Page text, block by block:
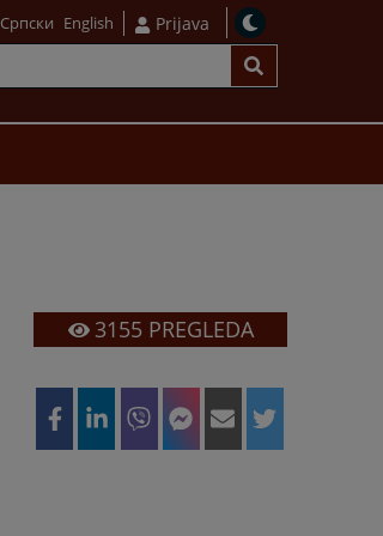
Српски English Prijava
3155PREGLEDA